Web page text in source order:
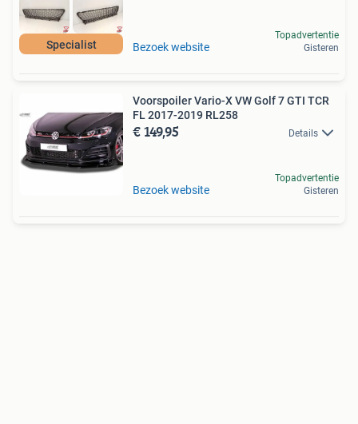
Specialist Bezoek website
Topadvertentie
Gisteren
Voorspoiler Vario-X VW Golf 7 GTI TCR
FL 2017-2019 RL258
€ 149,95 Details
Bezoek website
Topadvertentie
Gisteren